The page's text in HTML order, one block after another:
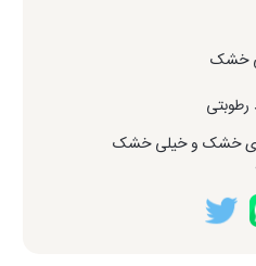
خشک
رطوبتی
خشک و خیلی خشک